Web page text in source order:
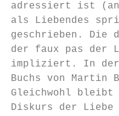
adressiert ist (an
als Liebendes
geschrieben. Die
der faux pas der
impliziert. In der
Buchs von Martin
Gleichwohl bleibt
Diskurs der Liebe